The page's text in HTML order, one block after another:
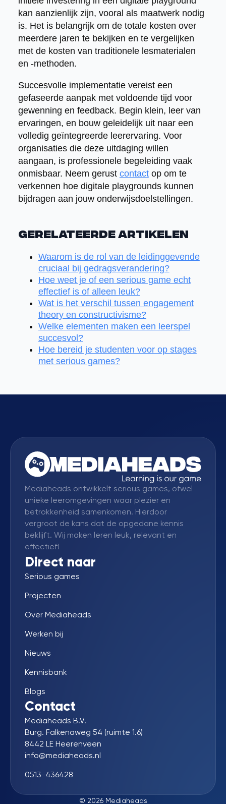
kan aanzienlijk zijn, vooral als maatwerk nodig
is. Het is belangrijk om de totale kosten over
meerdere jaren te bekijken en te vergelijken
met de kosten van traditionele lesmaterialen
en -methoden.
Succesvolle implementatie vereist een
gefaseerde aanpak met voldoende tijd voor
gewenning en feedback. Begin klein, leer van
ervaringen, en bouw geleidelijk uit naar een
volledig geïntegreerde leerervaring. Voor
organisaties die deze uitdaging willen
aangaan, is professionele begeleiding vaak
onmisbaar. Neem gerust contactop om te
verkennen hoe digitale playgrounds kunnen
bijdragen aan jouw onderwijsdoelstellingen.
Gerelateerde artikelen
Waarom is de rol van de leidinggevende
cruciaal bij gedragsverandering?
Hoe weet je of een serious game echt
effectief is of alleen leuk?
Wat is het verschil tussen engagement
theory en constructivisme?
Welke elementen maken een leerspel
succesvol?
Hoe bereid je studenten voor op stages
met serious games?
Mediaheads ontwikkelt serious games, ofwel
unieke leeromgevingen waar plezier en
betrokkenheid samenkomen. Hierdoor
vergroot de kans dat de opgedane kennis
beklijft. Wij maken leren leuk, relevant en
effectief!
Direct naar
Serious games
Projecten
Over Mediaheads
Werken bij
Nieuws
Kennisbank
Blogs
Contact
Mediaheads B.V.
Burg. Falkenaweg 54 (ruimte 1.6)
8442 LE Heerenveen
info@mediaheads.nl
0513-436428
© 2026 Mediaheads